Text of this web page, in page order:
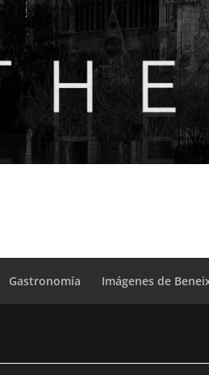
Gastronomía Imágenes de